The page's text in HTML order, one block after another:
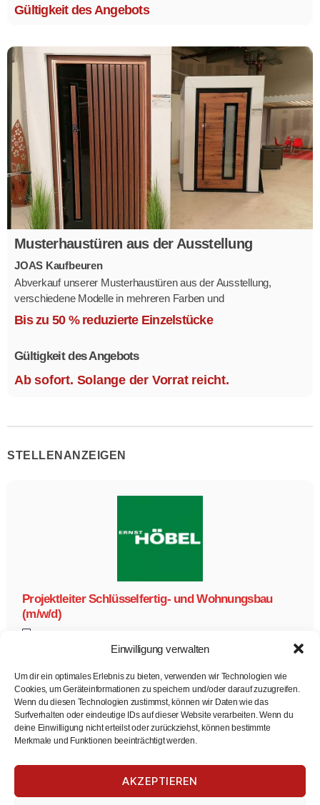
Einwilligung verwalten
Um dir ein optimales Erlebnis zu bieten, verwenden wir Technologien wie
Cookies, um Geräteinformationen zu speichern und/oder darauf zuzugreifen.
Wenn du diesen Technologien zustimmst, können wir Daten wie das
Surfverhalten oder eindeutige IDs auf dieser Website verarbeiten. Wenn du
deine Einwilligung nicht erteilst oder zurückziehst, können bestimmte
Merkmale und Funktionen beeinträchtigt werden.
AKZEPTIEREN
Gültigkeit des Angebots
Musterhaustüren aus der Ausstellung
JOAS Kaufbeuren
Abverkauf unserer Musterhaustüren aus der Ausstellung,
verschiedene Modelle in mehreren Farben und
Ausstattungsvarianten.
Bis zu 50 % reduzierte Einzelstücke
Gültigkeit des Angebots
Ab sofort. Solange der Vorrat reicht.
STELLENANZEIGEN
Projektleiter Schlüsselfertig- und Wohnungsbau
(m/w/d)
Projektleiter Schlüsselfertig- und Wohnungsbau (m/w/d)